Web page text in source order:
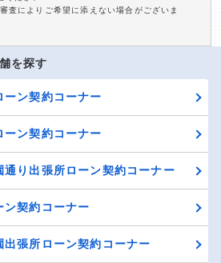
査によりご希望に添えない場合がございま
を探す
ーン契約コーナー
ーン契約コーナー
通り出張所ローン契約コーナー
ン契約コーナー
張所ローン契約コーナー